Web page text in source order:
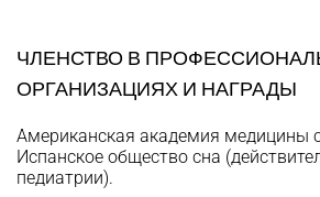
ЧЛЕНСТВО В
ОРГАНИЗАЦИЯХ И НАГРАДЫ
Американская академия медицины
Испанское общество сна
педиатрии).